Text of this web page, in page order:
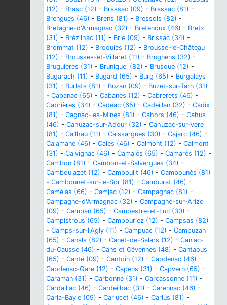
(12) - Brasc (12) - Brassac (09) - Brassac (81) -
Brengues (46) - Brens (81) - Bressols (82) -
Bretagne-d'Armagnac (32) - Bretenoux (46) - Bretx
(31) - Brézilhac (11) - Brie (09) - Brissac (34) -
Brommat (12) - Broquiès (12) - Brousse-le-Château
(12) - Brousses-et-Villaret (11) - Brugnens (32) -
Bruguières (31) - Bruniquel (82) - Brusque (12) -
Bugarach (11) - Bugard (65) - Burg (65) - Burgalays
(31) - Burlats (81) - Buzan (09) - Buzet-sur-Tarn (31)
- Cabanac (65) - Cabanès (12) - Cabrerets (46) -
Cabrières (34) - Cadéac (65) - Cadeillan (32) - Cadix
(81) - Cagnac-les-Mines (81) - Cahors (46) - Cahus
(46) - Cahuzac-sur-Adour (32) - Cahuzac-sur-Vère
(81) - Cailhau (11) - Caissargues (30) - Cajarc (46) -
Calamane (46) - Calès (46) - Calmont (12) - Calmont
(31) - Calvignac (46) - Camalès (65) - Camarès (12) -
Cambon (81) - Cambon-et-Salvergues (34) -
Camboulazet (12) - Camboulit (46) - Cambounès (81)
- Cambounet-sur-le-Sor (81) - Camburat (46) -
Camélas (66) - Camjac (12) - Campagnac (81) -
Campagne-d'Armagnac (32) - Campagne-sur-Arize
(09) - Campan (65) - Campestre-et-Luc (30) -
Campistrous (65) - Campouriez (12) - Campsas (82)
- Camps-sur-l'Agly (11) - Campuac (12) - Campuzan
(65) - Canals (82) - Canet-de-Salars (12) - Caniac-
du-Causse (46) - Cans et Cévennes (48) - Cantaous
(65) - Canté (09) - Cantoin (12) - Capdenac (46) -
Capdenac-Gare (12) - Capens (31) - Capvern (65) -
Caraman (31) - Carbonne (31) - Carcassonne (11) -
Cardaillac (46) - Cardeilhac (31) - Carennac (46) -
Carla-Bayle (09) - Carlucet (46) - Carlus (81) -